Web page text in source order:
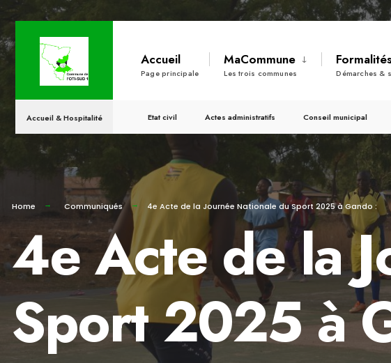
Accueil
Page principale
MaCommune
Les trois communes Démarches &
Accueil & Hospitalité Etat civil Actes administratifs Conseil municipal
Home Communiqués 4e Acte de la Journée Nationale du Sport 2025 à Gando :
4e Acte de la
Sport 2025 à